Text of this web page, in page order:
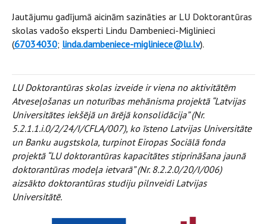
Jautājumu gadījumā aicinām sazināties ar LU Doktorantūras
skolas vadošo eksperti Lindu Dambenieci-Miglinieci
(67034030; linda.dambeniece-migliniece@lu.lv).
LU Doktorantūras skolas izveide ir viena no aktivitātēm
Atveseļošanas un noturības mehānisma projektā “Latvijas
Universitātes iekšējā un ārējā konsolidācija” (Nr.
5.2.1.1.i.0/2/24/I/CFLA/007), ko īsteno Latvijas Universitāte
un Banku augstskola, turpinot Eiropas Sociālā fonda
projektā “LU doktorantūras kapacitātes stiprināšana jaunā
doktorantūras modeļa ietvarā” (Nr. 8.2.2.0/20/I/006)
aizsākto doktorantūras studiju pilnveidi Latvijas
Universitātē.